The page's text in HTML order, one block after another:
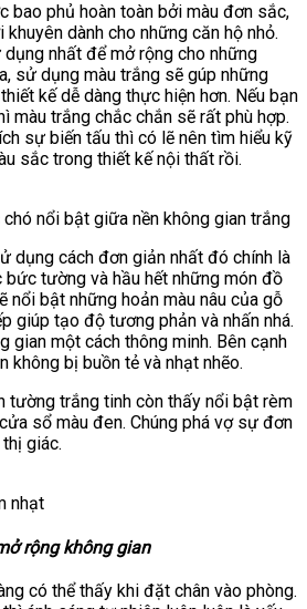
bao phủ hoàn toàn bởi màu đơn sắc,
dành cho những căn hộ nhỏ.
nhất để mở rộng cho những
sử dụng màu trắng sẽ gúp những
kế dễ dàng thực hiện hơn. Nếu bạn
màu trắng chắc chắn sẽ rất phù hợp.
sự biến tấu thì có lẽ nên tìm hiểu kỹ
sắc trong thiết kế nội thất rồi.
chó nổi bật giữa nền không gian trắng
dụng cách đơn giản nhất đó chính là
bức tường và hầu hết những món đồ
nổi bật những hoản màu nâu của gỗ
giúp tạo độ tương phản và nhấn nhá.
gian một cách thông minh. Bên cạnh
không bị buồn tẻ và nhạt nhẽo.
tường trắng tinh còn thấy nổi bật rèm
sổ màu đen. Chúng phá vợ sự đơn
giác.
nhạt
rộng không gian
có thể thấy khi đặt chân vào phòng.